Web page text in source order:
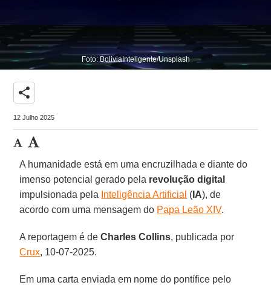
Foto: BoliviaInteligente/Unsplash
share
12 Julho 2025
A humanidade está em uma encruzilhada e diante do
imenso potencial gerado pela revolução digital
impulsionada pela Inteligência Artificial ( IA), de
acordo com uma mensagem do Papa Leão XIV.
A reportagem é deCharles Collins, publicada por
Crux, 10-07-2025.
Em uma carta enviada em nome do pontífice pelo